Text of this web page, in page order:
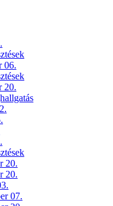
06.
20.
20.
20.
07.